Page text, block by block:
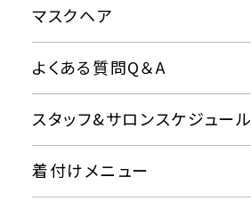
マスクヘア
よくある質問Q＆A
スタッフ&サロンスケジュール
着付けメニュー